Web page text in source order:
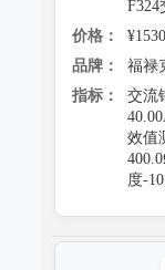
价格：
品牌：
福禄
指标：
交流
效值
度-